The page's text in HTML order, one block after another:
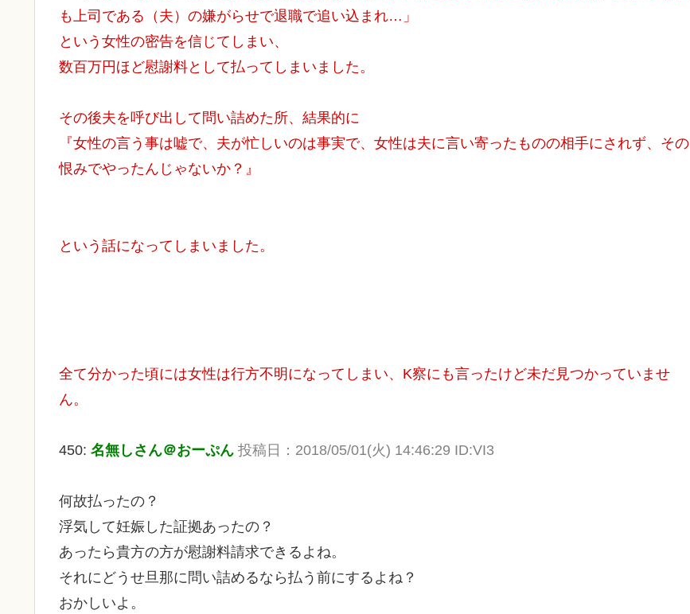
も上司である（夫）の嫌がらせで退職で追い込まれ…」
という女性の密告を信じてしまい、
数百万円ほど慰謝料として払ってしまいました。
その後夫を呼び出して問い詰めた所、結果的に
『女性の言う事は嘘で、夫が忙しいのは事実で、女性は夫に言い寄ったものの相手にされず、その
恨みでやったんじゃないか？』
という話になってしまいました。
全て分かった頃には女性は行方不明になってしまい、K察にも言ったけど未だ見つかっていませ
ん。
450: 名無しさん＠おーぷん 投稿日： 2018/05/01(火) 14:46:29 ID:VI3
何故払ったの？
浮気して妊娠した証拠あったの？
あったら貴方の方が慰謝料請求できるよね。
それにどうせ旦那に問い詰めるなら払う前にするよね？
おかしいよ。